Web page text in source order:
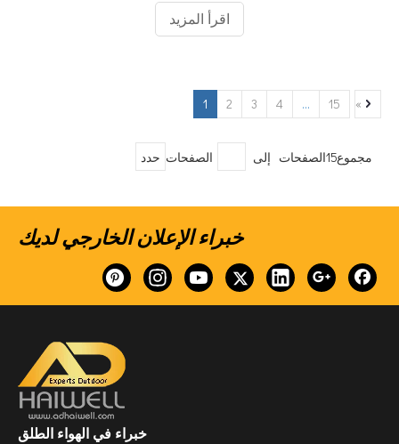
اقرأ المزيد
1 2 3 4 ... 15 »
مجموع15الصفحات إلى الصفحات حدد
خبراء الإعلان الخارجي لديك
خبراء في الهواء الطلق